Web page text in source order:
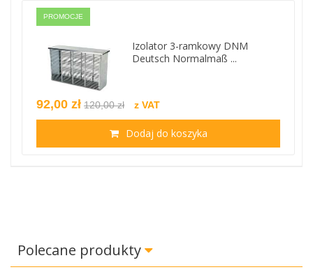
PROMOCJE
Izolator 3-ramkowy DNM
Deutsch Normalmaß ...
92,00 zł 120,00 zł z VAT
Dodaj do koszyka
Polecane produkty